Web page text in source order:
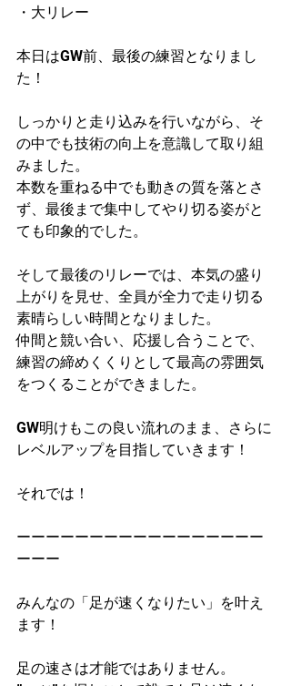
・大リレー
本日はGW前、最後の練習となりまし
た！
しっかりと走り込みを行いながら、そ
の中でも技術の向上を意識して取り組
みました。
本数を重ねる中でも動きの質を落とさ
ず、最後まで集中してやり切る姿がと
ても印象的でした。
そして最後のリレーでは、本気の盛り
上がりを見せ、全員が全力で走り切る
素晴らしい時間となりました。
仲間と競い合い、応援し合うことで、
練習の締めくくりとして最高の雰囲気
をつくることができました。
GW明けもこの良い流れのまま、さらに
レベルアップを目指していきます！
それでは！
ーーーーーーーーーーーーーーーーー
ーーー
みんなの「足が速くなりたい」を叶え
ます！
足の速さは才能ではありません。